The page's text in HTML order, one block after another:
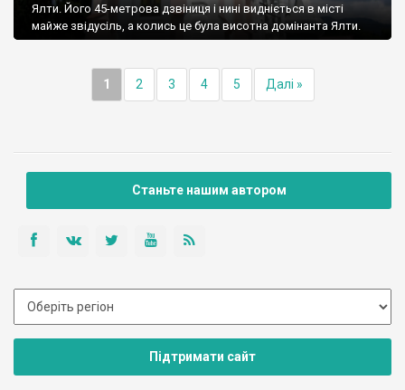
Ялти. Його 45-метрова дзвіниця і нині видніється в місті
майже звідусіль, а колись це була висотна домінанта Ялти.
1 2 3 4 5 Далі »
Станьте нашим автором
Підтримати сайт